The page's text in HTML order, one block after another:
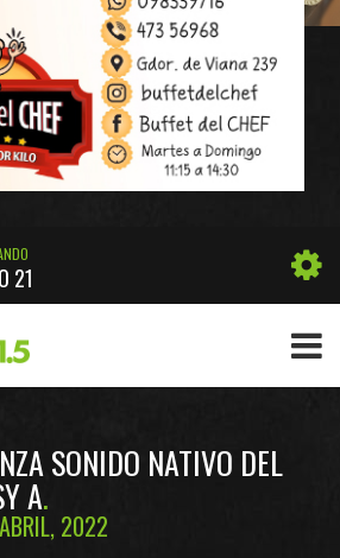
21
SONIDO NATIVO DEL
A
2022